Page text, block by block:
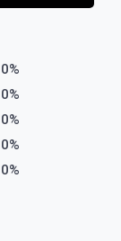
0%
0%
0%
0%
0%